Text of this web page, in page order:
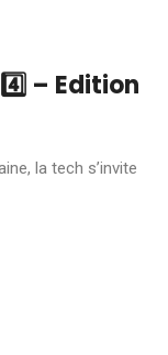
– Edition
la tech s’invite